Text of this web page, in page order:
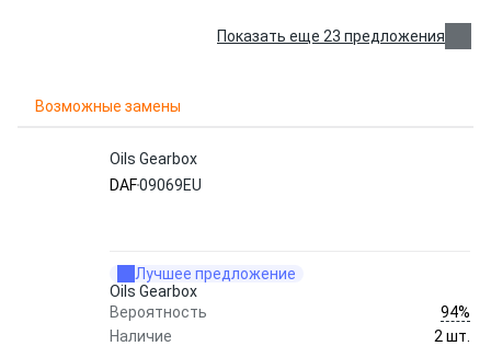
Показать еще 23 предложения
Возможные замены
Oils Gearbox
DAF09069EU
Лучшее предложение
Oils Gearbox
Вероятность
94%
Наличие
2 шт.